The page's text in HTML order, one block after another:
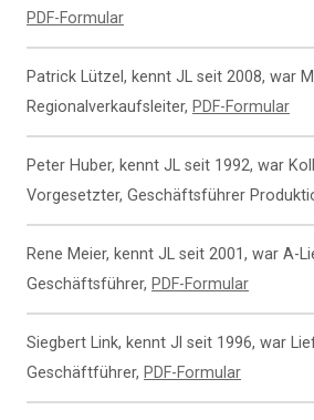
PDF-Formular
Patrick Lützel, kennt JL seit 2008, war
Regionalverkaufsleiter, PDF-Formular
Peter Huber, kennt JL seit 1992, war
Vorgesetzter, Geschäftsführer
Rene Meier, kennt JL seit 2001, war A-
Geschäftsführer, PDF-Formular
Siegbert Link, kennt Jl seit 1996, war
Geschäftführer, PDF-Formular